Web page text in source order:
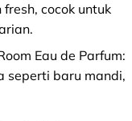
cocok untuk
Eau de Parfum:
seperti baru mandi,